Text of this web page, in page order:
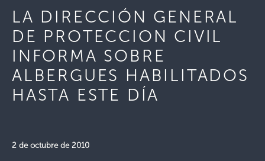
LA DIRECCIÓN GENERAL
DE PROTECCION CIVIL
INFORMA SOBRE
ALBERGUES HABILITADOS
HASTA ESTE DÍA
2 de octubre de 2010